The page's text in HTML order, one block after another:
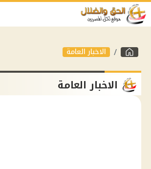
الاخبار العامة
الاخبار العامة